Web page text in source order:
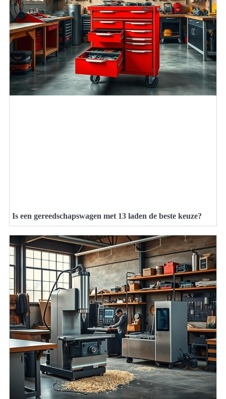
Is een gereedschapswagen met 13 laden de beste keuze?